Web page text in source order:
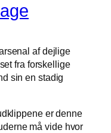
af dejlige
fra forskellige
sin en stadig
er denne
må vide hvor